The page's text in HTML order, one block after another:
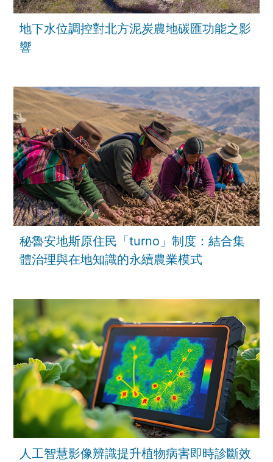
地下水位調控對北方泥炭農地碳匯功能之影
響
秘魯安地斯原住民「turno」制度：結合集
體治理與在地知識的永續農業模式
人工智慧影像辨識提升植物病害即時診斷效